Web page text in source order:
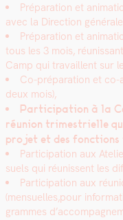
Pré­pa­ra­tion et
avec la Direc­tion
Pré­pa­ra­tion et
tous les 3 mois,
Camp qui tra­vail­lent sur
Co-pré­pa­ra­tion et co-
deux mois),
Par­tic­i­pa­tion à la
réu­nion trimestrielle
pro­jet et des fonc­tions
Par­tic­i­pa­tion aux
su­els qui réu­nis­sent les
Par­tic­i­pa­tion aux
(mensuelles,pour
grammes